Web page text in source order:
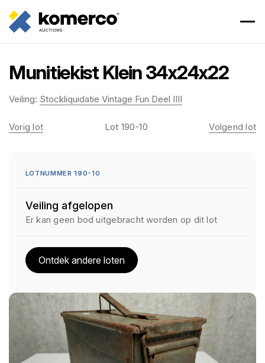
Munitiekist Klein 34x24x22
Veiling: Stockliquidatie Vintage Fun Deel IIII
Vorig lot Lot 190-10 Volgend lot
LOTNUMMER 190-10
Veiling afgelopen
Er kan geen bod uitgebracht worden op dit lot
Ontdek andere loten